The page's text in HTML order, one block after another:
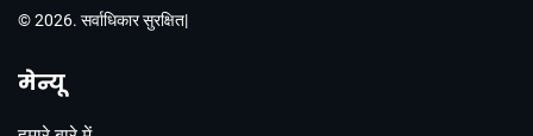
© 2026. सर्वाधिकार सुरक्षित|
मेन्यू